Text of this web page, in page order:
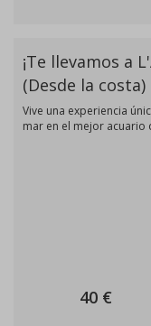
¡Te llevamos a
(Desde la costa)
Vive una experiencia
mar en el mejor
40 €